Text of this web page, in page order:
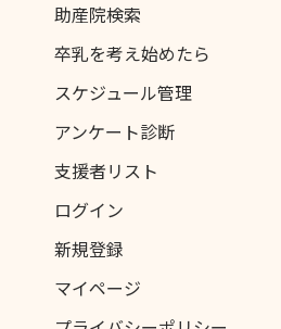
助産院検索
卒乳を考え始めたら
スケジュール管理
アンケート診断
支援者リスト
ログイン
新規登録
マイページ